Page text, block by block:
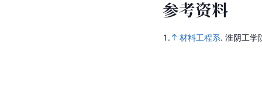
参考资料
1. 材料工程系. 淮阴工学